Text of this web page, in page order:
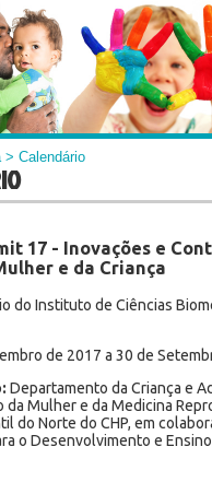
> Calendário
17 - Inovações e
e da Criança
do Instituto de Ciências
de 2017 a 30 de
Departamento da Criança e
da Mulher e da Medicina
do Norte do CHP, em
o Desenvolvimento e